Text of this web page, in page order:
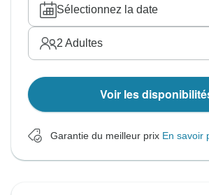
Sélectionnez la date
2 Adultes
Voir les
Garantie du meilleur prix En savoir